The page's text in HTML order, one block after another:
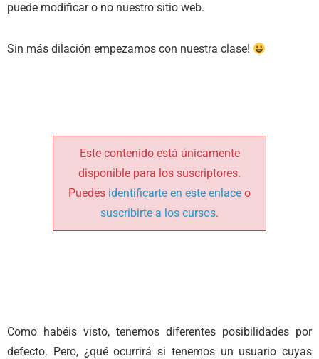
puede modificar o no nuestro sitio web.
Sin más dilación empezamos con nuestra clase!
Este contenido está únicamente
disponible para los suscriptores.
Puedes identificarte en este enlace o
suscribirte a los cursos.
Como habéis visto, tenemos diferentes posibilidades por
defecto. Pero, ¿qué ocurrirá si tenemos un usuario cuyas